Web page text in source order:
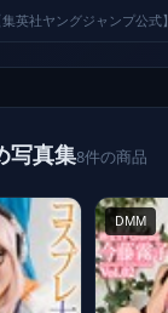
英社ヤングジャンプ公式】
写真集8件の商品
DMM